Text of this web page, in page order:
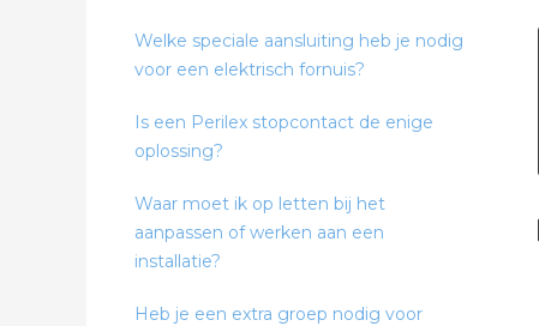
Welke speciale aansluiting heb je nodig
voor een elektrisch fornuis?
Is een Perilex stopcontact de enige
oplossing?
Waar moet ik op letten bij het
aanpassen of werken aan een
installatie?
Heb je een extra groep nodig voor